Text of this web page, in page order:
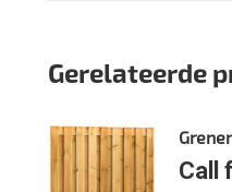
Gerelateerde
Call